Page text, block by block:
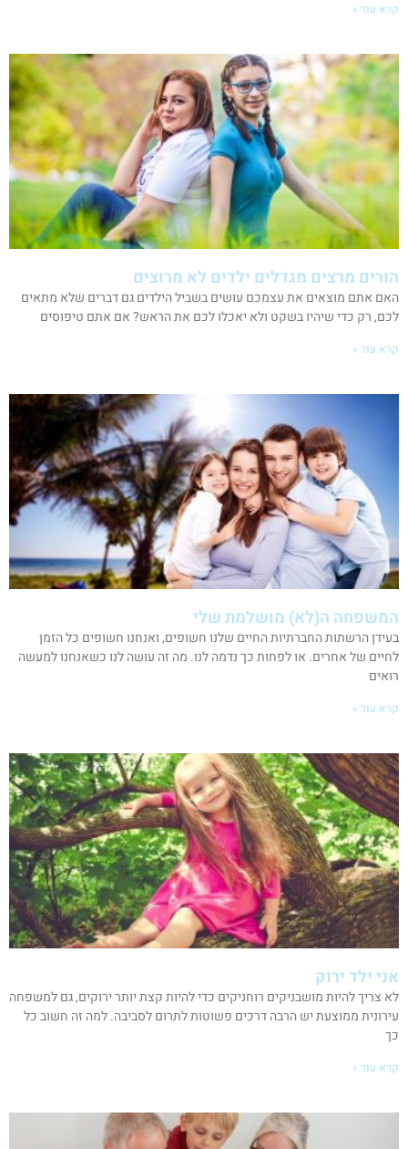
קרא עוד »
הורים מרצים מגדלים ילדים לא מרוצים
האם אתם מוצאים את עצמכם עושים בשביל הילדים גם דברים שלא מתאים
לכם, רק כדי שיהיו בשקט ולא יאכלו לכם את הראש? אם אתם טיפוסים
קרא עוד »
המשפחה ה(לא) מושלמת שלי
בעידן הרשתות החברתיות החיים שלנו חשופים, ואנחנו חשופים כל הזמן
לחיים של אחרים. או לפחות כך נדמה לנו. מה זה עושה לנו כשאנחנו למעשה
רואים
קרא עוד »
אני ילד ירוק
לא צריך להיות מושבניקים רוחניקים כדי להיות קצת יותר ירוקים, גם למשפחה
עירונית ממוצעת יש הרבה דרכים פשוטות לתרום לסביבה. למה זה חשוב כל
כך
קרא עוד »